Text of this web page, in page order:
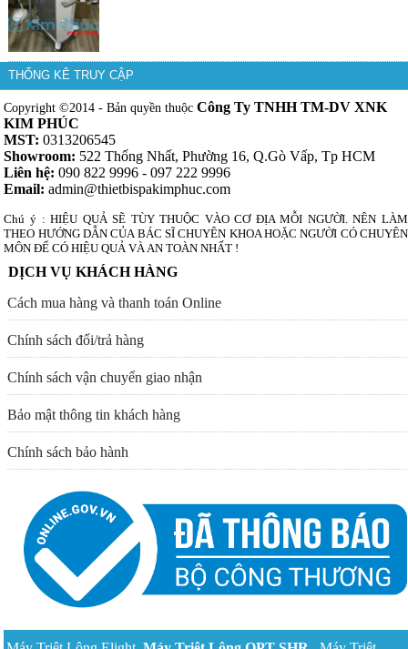
THỐNG KÊ TRUY CẬP
Copyright ©2014 - Bản quyền thuộcCông Ty TNHH TM-DV XNK
KIM PHÚC
MST: 0313206545
Showroom: 522 Thống Nhất, Phường 16, Q.Gò Vấp, Tp HCM
Liên hệ: 090 822 9996 - 097 222 9996
Email: admin@thietbispakimphuc.com
Chú ý : HIỆU QUẢ SẼ TÙY THUỘC VÀO CƠ ĐỊA MỖI NGƯỜI. NÊN LÀM
THEO HƯỚNG DẪN CỦA BÁC SĨ CHUYÊN KHOA HOẶC NGƯỜI CÓ CHUYÊN
MÔN ĐỂ CÓ HIỆU QUẢ VÀ AN TOÀN NHẤT !
DỊCH VỤ KHÁCH HÀNG
Cách mua hàng và thanh toán Online
Chính sách đổi/trả hàng
Chính sách vận chuyển giao nhận
Bảo mật thông tin khách hàng
Chính sách bảo hành